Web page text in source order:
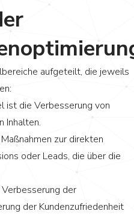
aufgeteilt, die jeweils
ist die Verbesserung von
Inhalten.
zur direkten
oder Leads, die über die
der
der Kundenzufriedenheit